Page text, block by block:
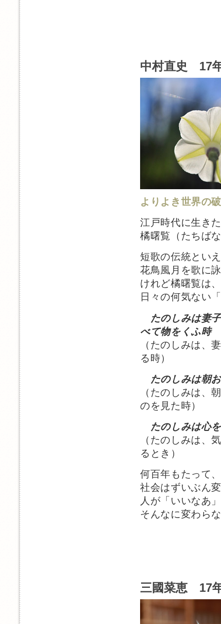
中村直史 17
よりよき世界の
江戸時代に生き
橘曙覧（たちば
短歌の伝統とい
花鳥風月を歌に
けれど橘曙覧は
日々の何気ない
たのしみは妻
べて物をくふ時
（たのしみは、
る時）
たのしみは朝
（たのしみは、
のを見た時）
たのしみは心
（たのしみは、
るとき）
何百年もたって
社会はずいぶん
人が「いいなあ
そんなに変わら
三國菜恵 17